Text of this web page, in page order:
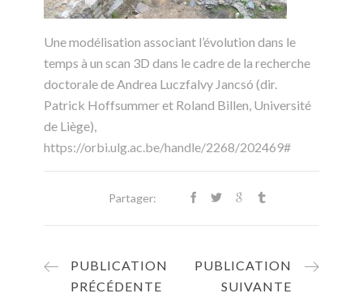
Une modélisation associant l’évolution dans le
temps à un scan 3D dans le cadre de la recherche
doctorale de Andrea Luczfalvy Jancsó (dir.
Patrick Hoffsummer et Roland Billen, Université
de Liège),
https://orbi.ulg.ac.be/handle/2268/202469#
Partager:
PUBLICATION
PRÉCÉDENTE
PUBLICATION
SUIVANTE